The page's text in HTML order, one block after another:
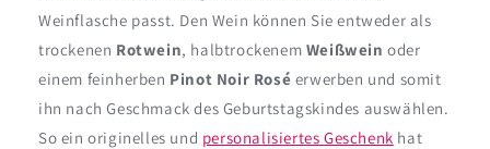
Weinflasche passt. Den Wein können Sie entweder als
trockenen Rotwein, halbtrockenem Weißwein oder
einem feinherben Pinot Noir Rosé erwerben und somit
ihn nach Geschmack des Geburtstagskindes auswählen.
So ein originelles und personalisiertes Geschenk hat